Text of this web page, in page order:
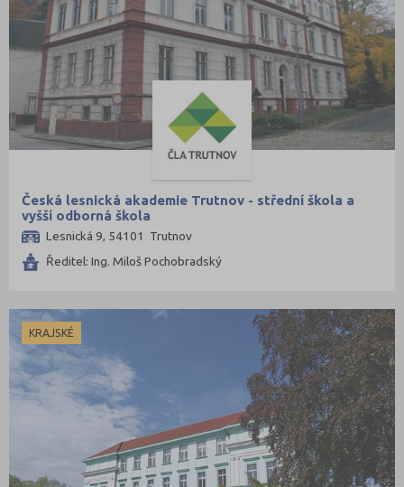
Česká lesnická akademie Trutnov - střední škola a
vyšší odborná škola
Lesnická 9, 54101 Trutnov
Ředitel: Ing. Miloš Pochobradský
KRAJSKÉ